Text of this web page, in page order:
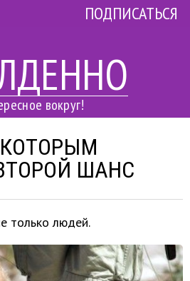
вокруг!
ПОДПИСАТЬСЯ
ШАНС
только людей.